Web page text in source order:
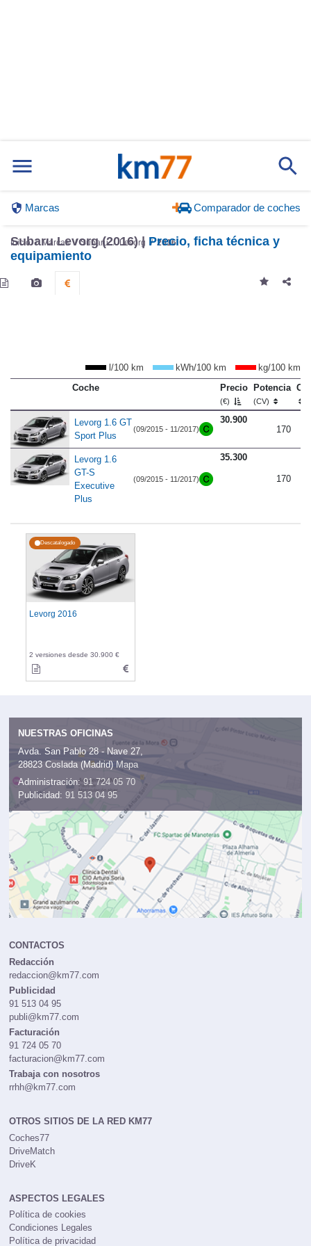
Marcas Comparador de coches
Inicio Marcas Subaru Levorg 2016
Subaru Levorg (2016) | Precio, ficha técnica y
equipamiento
l/100 km kWh/100 km
kg/100 km
Coche
Precio
(€)
Potencia
(CV)
Levorg 1.6 GT
Sport Plus
(09/2015 - 11/2017)
30.900
170
Levorg 1.6
GT-S
Executive
Plus
(09/2015 - 11/2017)
35.300
170
Descatalogado
Levorg 2016
2 versiones desde 30.900 €
NUESTRAS OFICINAS
Avda. San Pablo 28 - Nave 27,
28823 Coslada (Madrid) Mapa
Administración: 91 724 05 70
Publicidad: 91 513 04 95
CONTACTOS
Redacción
redaccion@km77.com
Publicidad
91 513 04 95
publi@km77.com
Facturación
91 724 05 70
facturacion@km77.com
Trabaja con nosotros
rrhh@km77.com
OTROS SITIOS DE LA RED KM77
Coches77
DriveMatch
DriveK
ASPECTOS LEGALES
Política de cookies
Condiciones Legales
Política de privacidad